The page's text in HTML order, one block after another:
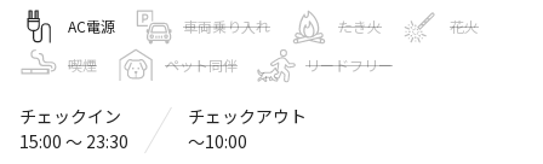
AC電源 車両乗り入れ たき火
花火
喫煙
ペット同伴 リードフリー
チェックイン
15:00 〜 23:30
チェックアウト
〜10:00
Googleマップで見る
水洗トイレ ゴミ捨て場
給湯設備